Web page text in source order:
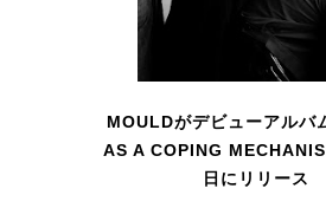
MOULDがデビューアルバ
AS A COPING
日にリリース